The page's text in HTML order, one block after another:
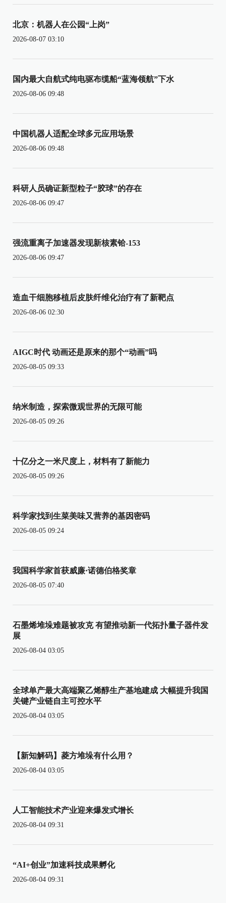
北京：机器人在公园“上岗”
2026-08-07 03:10
国内最大自航式纯电驱布缆船“蓝海领航”下水
2026-08-06 09:48
中国机器人适配全球多元应用场景
2026-08-06 09:48
科研人员确证新型粒子“胶球”的存在
2026-08-06 09:47
强流重离子加速器发现新核素铪-153
2026-08-06 09:47
造血干细胞移植后皮肤纤维化治疗有了新靶点
2026-08-06 02:30
AIGC时代 动画还是原来的那个“动画”吗
2026-08-05 09:33
纳米制造，探索微观世界的无限可能
2026-08-05 09:26
十亿分之一米尺度上，材料有了新能力
2026-08-05 09:26
科学家找到生菜美味又营养的基因密码
2026-08-05 09:24
我国科学家首获威廉·诺德伯格奖章
2026-08-05 07:40
石墨烯堆垛难题被攻克 有望推动新一代拓扑量子器件发
展
2026-08-04 03:05
全球单产最大高端聚乙烯醇生产基地建成 大幅提升我国
关键产业链自主可控水平
2026-08-04 03:05
【新知解码】菱方堆垛有什么用？
2026-08-04 03:05
人工智能技术产业迎来爆发式增长
2026-08-04 09:31
“AI+创业”加速科技成果孵化
2026-08-04 09:31